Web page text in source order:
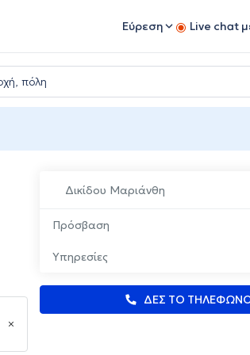
Εύρεση Live chat
Δικίδου Μαριάνθη
Πρόσβαση
Υπηρεσίες
ΔΕΣ ΤΟ